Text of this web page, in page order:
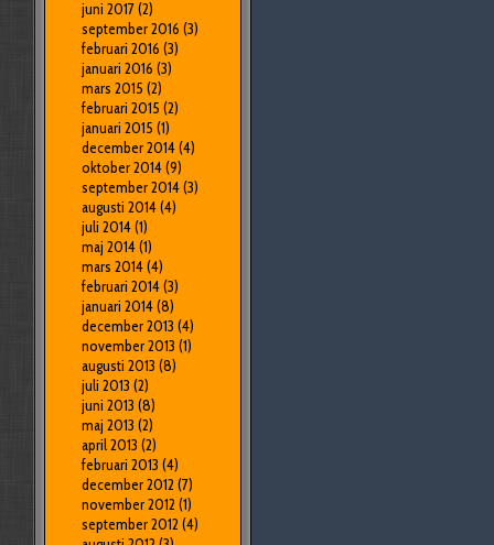
juni 2017(2)
september 2016 (3)
februari 2016 (3)
januari 2016 (3)
mars 2015 (2)
februari 2015 (2)
januari 2015 (1)
december 2014(4)
oktober 2014(9)
september 2014(3)
augusti 2014(4)
juli 2014(1)
maj 2014(1)
mars 2014(4)
februari 2014(3)
januari 2014(8)
december 2013 (4)
november 2013 (1)
augusti 2013 (8)
juli 2013 (2)
juni 2013 (8)
maj 2013 (2)
april 2013 (2)
februari 2013 (4)
december 2012 (7)
november 2012 (1)
september 2012 (4)